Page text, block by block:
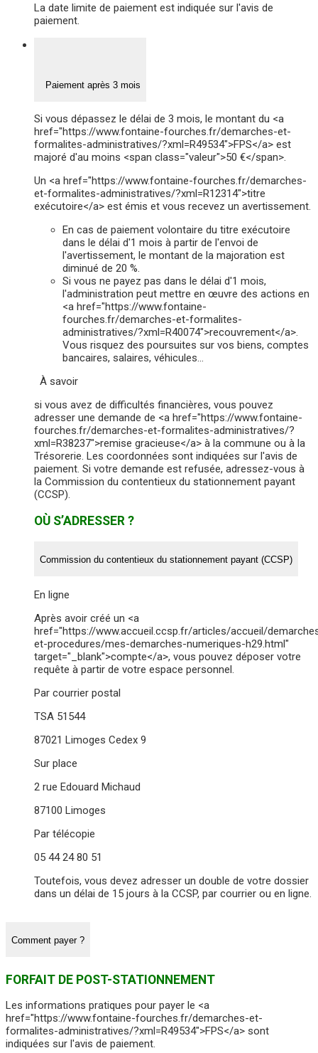
La date limite de paiement est indiquée sur l'avis de
paiement.
Paiement après 3 mois
Si vous dépassez le délai de 3 mois, le montant du <a
href="https://www.fontaine-fourches.fr/demarches-et-
formalites-administratives/?xml=R49534">FPS</a> est
majoré d'au moins <span class="valeur">50 €</span>.
Un <a href="https://www.fontaine-fourches.fr/demarches-
et-formalites-administratives/?xml=R12314">titre
exécutoire</a> est émis et vous recevez un avertissement.
En cas de paiement volontaire du titre exécutoire
dans le délai d'1 mois à partir de l'envoi de
l'avertissement, le montant de la majoration est
diminué de 20 %.
Si vous ne payez pas dans le délai d'1 mois,
l'administration peut mettre en œuvre des actions en
<a href="https://www.fontaine-
fourches.fr/demarches-et-formalites-
administratives/?xml=R40074">recouvrement</a>.
Vous risquez des poursuites sur vos biens, comptes
bancaires, salaires, véhicules…
À savoir
si vous avez de difficultés financières, vous pouvez
adresser une demande de <a href="https://www.fontaine-
fourches.fr/demarches-et-formalites-administratives/?
xml=R38237">remise gracieuse</a> à la commune ou à la
Trésorerie. Les coordonnées sont indiquées sur l'avis de
paiement. Si votre demande est refusée, adressez-vous à
la Commission du contentieux du stationnement payant
(CCSP).
OÙ S’ADRESSER ?
Commission du contentieux du stationnement payant (CCSP)
En ligne
Après avoir créé un <a
href="https://www.accueil.ccsp.fr/articles/accueil/
et-procedures/mes-demarches-numeriques-h29.html"
target="_blank">compte</a>, vous pouvez déposer votre
requête à partir de votre espace personnel.
Par courrier postal
TSA 51544
87021 Limoges Cedex 9
Sur place
2 rue Edouard Michaud
87100 Limoges
Par télécopie
05 44 24 80 51
Toutefois, vous devez adresser un double de votre dossier
dans un délai de 15 jours à la CCSP, par courrier ou en ligne.
Comment payer ?
FORFAIT DE POST-STATIONNEMENT
Les informations pratiques pour payer le <a
href="https://www.fontaine-fourches.fr/demarches-et-
formalites-administratives/?xml=R49534">FPS</a> sont
indiquées sur l'avis de paiement.